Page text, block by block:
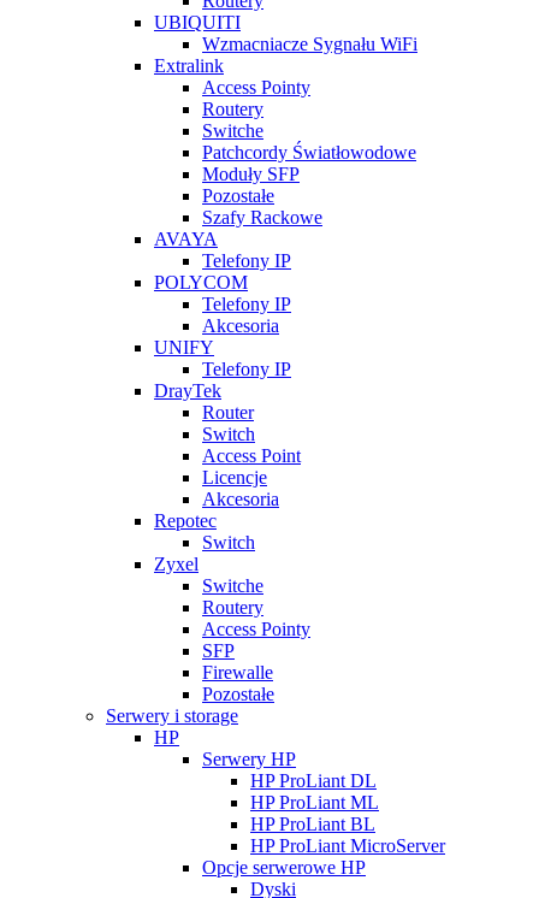
UBIQUITI
Wzmacniacze Sygnału WiFi
Extralink
Access Pointy
Routery
Switche
Patchcordy Światłowodowe
Moduły SFP
Pozostałe
Szafy Rackowe
AVAYA
Telefony IP
POLYCOM
Telefony IP
Akcesoria
UNIFY
Telefony IP
DrayTek
Router
Switch
Access Point
Licencje
Akcesoria
Repotec
Switch
Zyxel
Switche
Routery
Access Pointy
SFP
Firewalle
Pozostałe
Serwery i storage
HP
Serwery HP
HP ProLiant DL
HP ProLiant ML
HP ProLiant BL
HP ProLiant MicroServer
Opcje serwerowe HP
Dyski